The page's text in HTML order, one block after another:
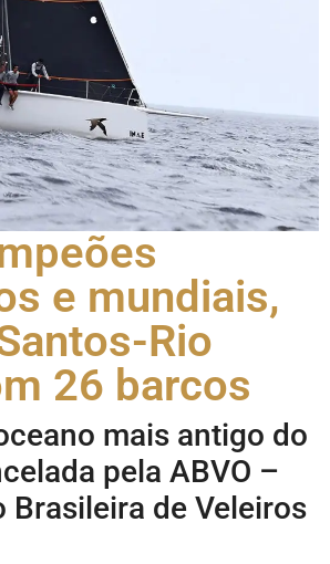
e mundiais,
Rio
26 barcos
mais antigo do
pela ABVO –
Brasileira de Veleiros